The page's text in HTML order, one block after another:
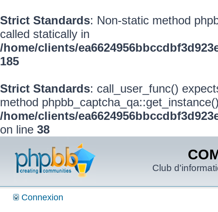
Strict Standards: Non-static method
called statically in
/home/clients/
185
Strict Standards: call_user_func()
method
/home/clients/
on line 38
Club
Connexion